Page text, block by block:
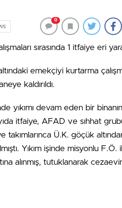
0
sırasında 1 itfaiye eri
emekçiyi kurtarma
kaldırıldı.
yıkımı devam eden bir binanın
itfaiye, AFAD ve sıhhat
Ü.K. göçük altından
Yıkım işinde misyonlu F.Ö.
alınmış, tutuklanarak